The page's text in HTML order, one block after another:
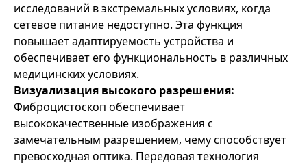
исследований в экстремальных условиях, когда
сетевое питание недоступно. Эта функция
повышает адаптируемость устройства и
обеспечивает его функциональность в различных
медицинских условиях.
Визуализация высокого разрешения:
Фиброцистоскоп обеспечивает
высококачественные изображения с
замечательным разрешением, чему способствует
превосходная оптика. Передовая технология